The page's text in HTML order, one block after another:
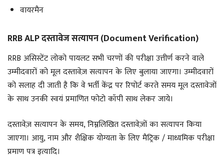
वायरमैन
RRB ALP दस्तावेज सत्यापन (Document Verification)
RRB असिस्टेंट लोको पायलट सभी चरणों की परीक्षा उत्तीर्ण करने वाले
उम्मीदवारों को मूल दस्तावेज़ सत्यापन के लिए बुलाया जाएगा। उम्मीदवारों
को सलाह दी जाती है कि वे भर्ती केंद्र पर रिपोर्ट करते समय मूल दस्तावेजों
के साथ उनकी स्वयं प्रमाणित फोटो कॉपी साथ लेकर जाये।
दस्तावेज़ सत्यापन के समय, निम्नलिखित दस्तावेज़ों का सत्यापन किया
जाएगा। आयु, नाम और शैक्षिक योग्यता के लिए मैट्रिक / माध्यमिक परीक्षा
प्रमाण पत्र इत्यादि।